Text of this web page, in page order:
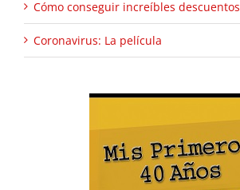
Cómo conseguir increíbles descuentos
Coronavirus: La película